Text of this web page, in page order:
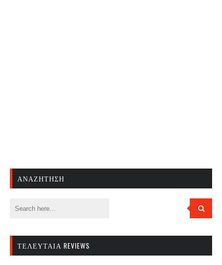
ΑΝΑΖΉΤΗΣΗ
ΤΕΛΕΥΤΑΊΑ REVIEWS